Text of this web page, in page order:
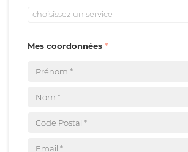
choisissez un service
Mes coordonnées